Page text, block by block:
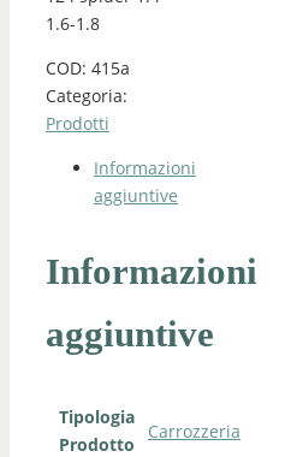
1.6-1.8
COD: 415a
Categoria:
Prodotti
Informazioni
aggiuntive
Informazioni
aggiuntive
Tipologia
Prodotto
Carrozzeria